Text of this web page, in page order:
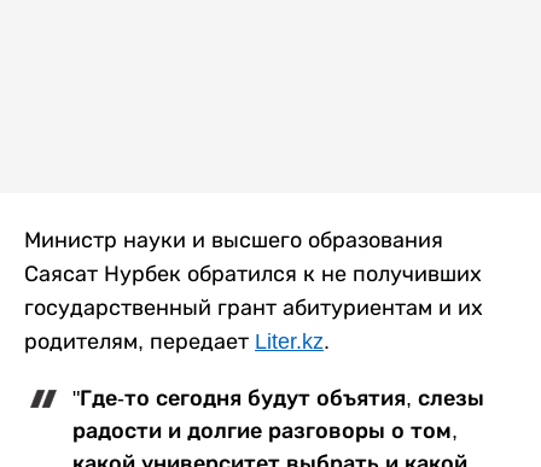
Министр науки и высшего образования
Саясат Нурбек обратился к не получивших
государственный грант абитуриентам и их
родителям, передает Liter.kz.
"Где-то сегодня будут объятия, слезы
радости и долгие разговоры о том,